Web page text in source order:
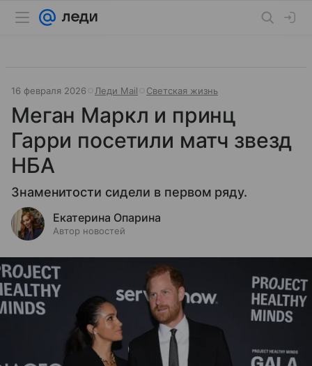
16 февраля 2026 Леди Mail Светская жизнь
Меган Маркл и принц
Гарри посетили матч звезд
НБА
Знаменитости сидели в первом ряду.
Екатерина Опарина
Автор новостей